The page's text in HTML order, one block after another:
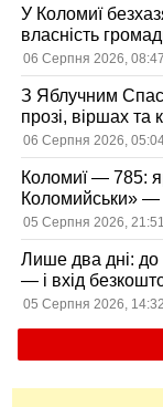
У Коломиї
власність
06 Серпня 2026, 08:47
З Яблучним
прозі, віршах та
06 Серпня 2026,
Коломиї — 785:
Коломийськи» —
05 Серпня 2026, 21:51
Лише два дні: до
— і вхід
05 Серпня 2026, 14:32